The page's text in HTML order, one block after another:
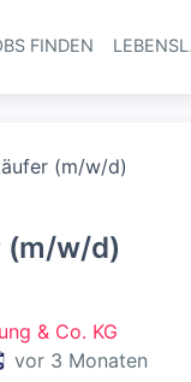
FINDEN
(m/w/d)
(m/w/d)
& Co. KG
:
vor 3 Monaten